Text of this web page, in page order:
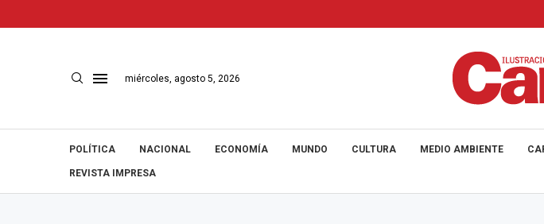
miércoles, agosto 5, 2026
POLÍTICA NACIONAL ECONOMÍA MUNDO CULTURA MEDIO AMBIENTE
REVISTA IMPRESA